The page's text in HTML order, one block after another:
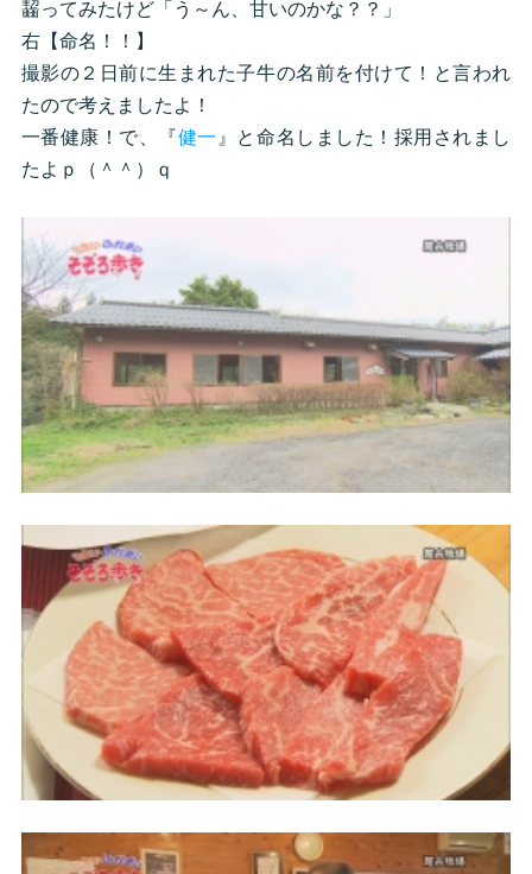
齧ってみたけど「う～ん、甘いのかな？？」
右【命名！！】
撮影の２日前に生まれた子牛の名前を付けて！と言われ
たので考えましたよ！
一番健康！で、『健一 』と命名しました！採用されまし
たよｐ（＾＾）ｑ